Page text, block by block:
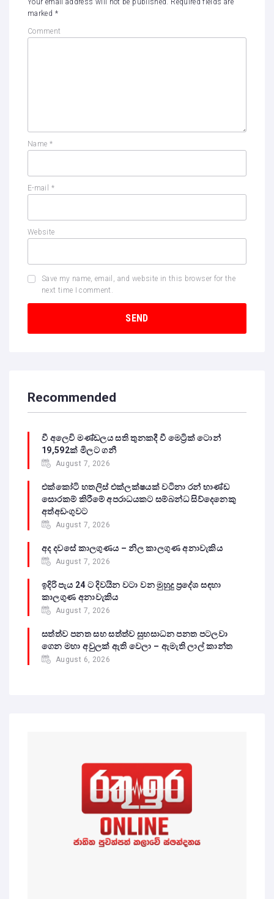
Your email address will not be published. Required fields are
marked *
Comment
Name *
E-mail *
Website
Save my name, email, and website in this browser for the
next time I comment.
Recommended
වී අලෙවි මණ්ඩලය සති තුනකදී වී මෙට්‍රික් ටොන්
19,592ක් මිලට ගනී
August 7, 2026
එක්කෝටි හතලිස් එක්ලක්ෂයක් වටිනා රන් භාණ්ඩ
සොරකම් කිරීමේ අපරාධයකට සම්බන්ධ සිව්දෙනෙකු
අත්අඩංගුවට
August 7, 2026
අද දවසේ කාලගුණය – නිල කාලගුණ අනාවැකිය
August 7, 2026
ඉදිරි පැය 24 ට දිවයින වටා වන මුහුදු ප්‍රදේශ සඳහා
කාලගුණ අනාවැකිය
August 7, 2026
සත්ත්ව පනත සහ සත්ත්ව සුභසාධන පනත පටලවා
ගෙන මහා අවුලක් ඇති වෙලා – ඇමැති ලාල් කාන්ත
August 6, 2026